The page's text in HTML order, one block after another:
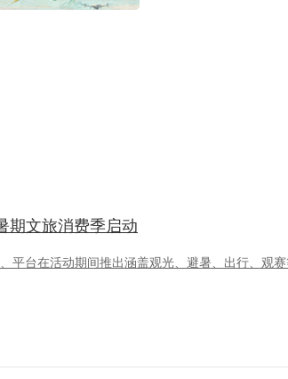
期文旅消费季启动
平台在活动期间推出涵盖观光、避暑、出行、观赛